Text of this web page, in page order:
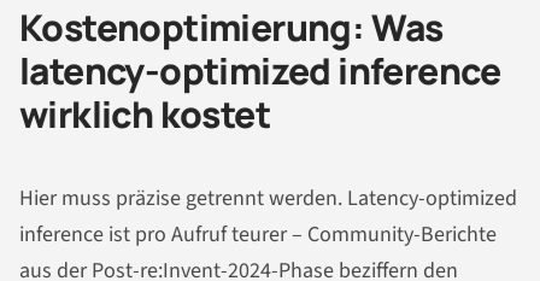
Kostenoptimierung: Was
latency-optimized inference
wirklich kostet
Hier muss präzise getrennt werden. Latency-optimized
inference ist pro Aufruf teurer – Community-Berichte
aus der Post-re:Invent-2024-Phase beziffern den